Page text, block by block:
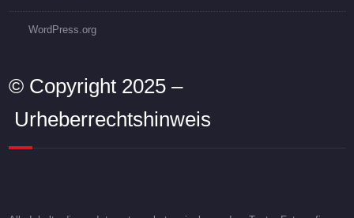
WordPress.org
© Copyright 2025 –
Urheberrechtshinweis